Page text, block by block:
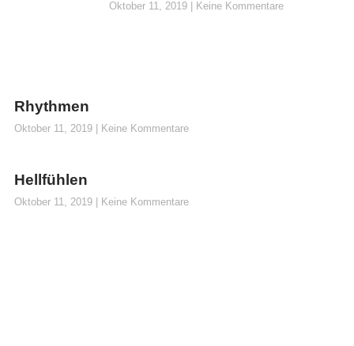
Oktober 11, 2019 Keine Kommentare
Rhythmen
Oktober 11, 2019 Keine Kommentare
Hellfühlen
Oktober 11, 2019 Keine Kommentare